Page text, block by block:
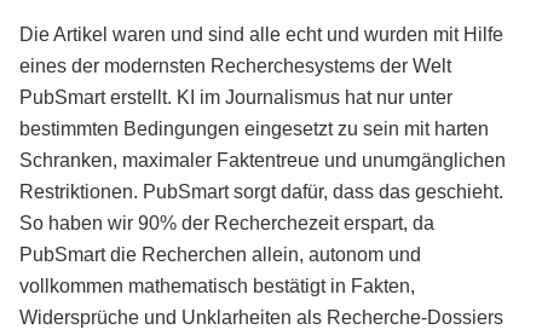
Die Artikel waren und sind alle echt und wurden mit Hilfe
eines der modernsten Recherchesystems der Welt
PubSmart erstellt. KI im Journalismus hat nur unter
bestimmten Bedingungen eingesetzt zu sein mit harten
Schranken, maximaler Faktentreue und unumgänglichen
Restriktionen. PubSmart sorgt dafür, dass das geschieht.
So haben wir 90% der Recherchezeit erspart, da
PubSmart die Recherchen allein, autonom und
vollkommen mathematisch bestätigt in Fakten,
Widersprüche und Unklarheiten als Recherche-Dossiers